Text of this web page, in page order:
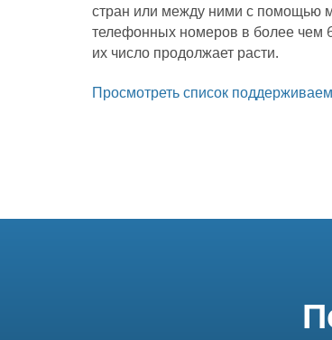
стран или между ними с помощью
телефонных номеров в более чем
их число продолжает расти.
Просмотреть список